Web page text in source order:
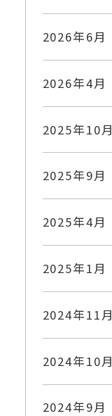
2026年6月
2026年4月
2025年10月
2025年9月
2025年4月
2025年1月
2024年11月
2024年10月
2024年9月